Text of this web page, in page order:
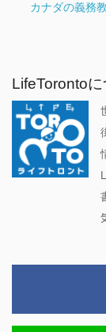
カナダの義務
LifeTorontoに